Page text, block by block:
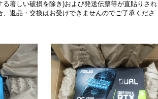
る著しい破損を除き)および発送伝票等が直貼りされ
返品・交換はお受けできませんのでご了承くださ